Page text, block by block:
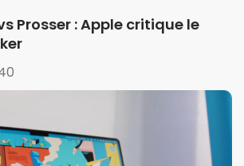
Prosser : Apple critique le